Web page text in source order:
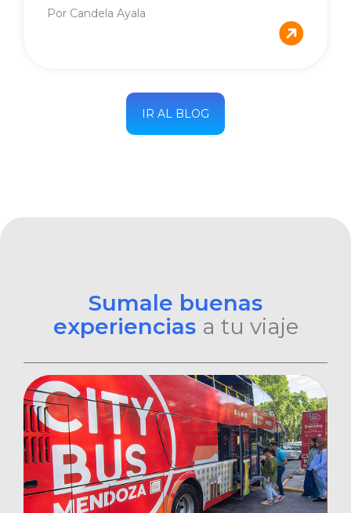
Por Candela Ayala
IR AL BLOG
Sumale buenas
experiencias a tu viaje